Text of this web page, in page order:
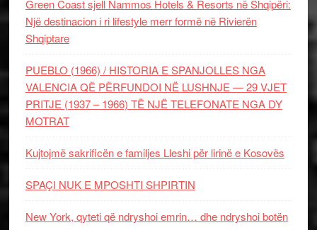
Green Coast sjell Nammos Hotels & Resorts në Shqipëri:
Një destinacion i ri lifestyle merr formë në Rivierën
Shqiptare
PUEBLO (1966) / HISTORIA E SPANJOLLES NGA
VALENCIA QË PËRFUNDOI NË LUSHNJE — 29 VJET
PRITJE (1937 – 1966) TË NJË TELEFONATE NGA DY
MOTRAT
Kujtojmë sakrificën e familjes Lleshi për lirinë e Kosovës
SPAÇI NUK E MPOSHTI SHPIRTIN
New York, qyteti që ndryshoi emrin… dhe ndryshoi botën